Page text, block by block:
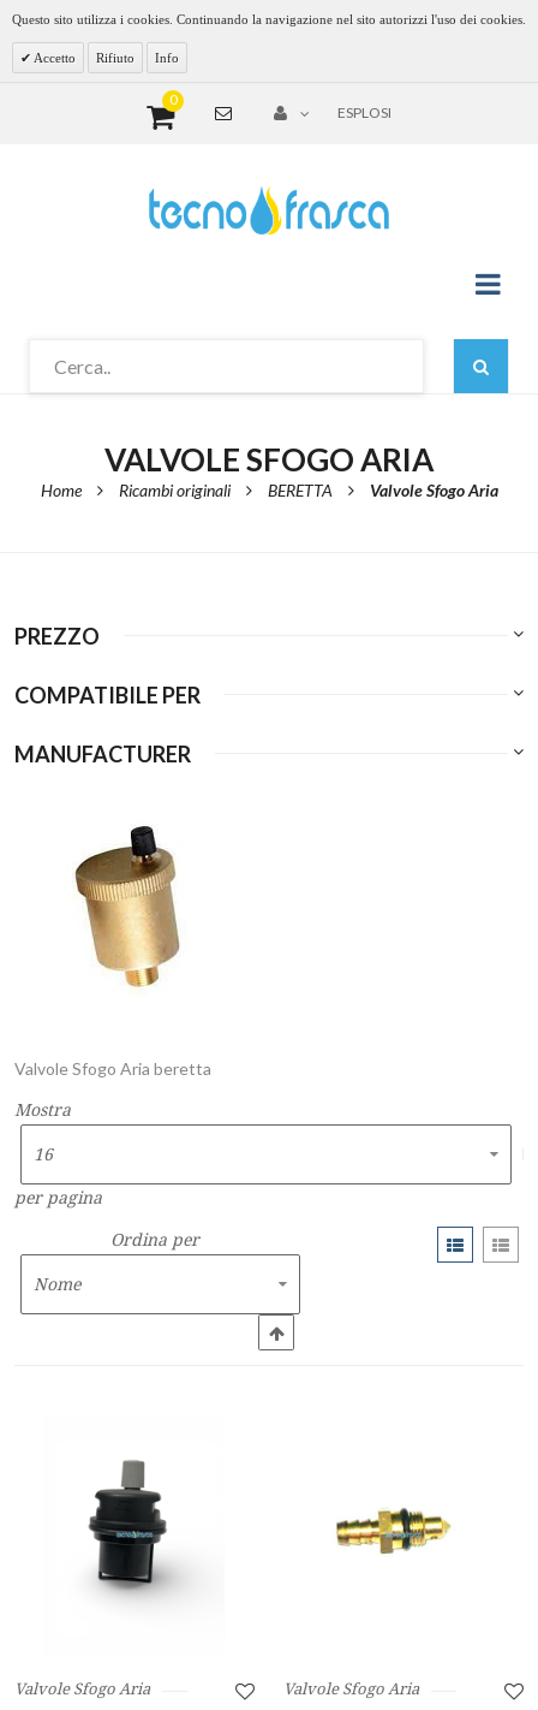
Questo sito utilizza i cookies. Continuando la navigazione nel sito autorizzi l'uso dei cookies.
Accetto Rifiuto Info
0
ESPLOSI
VALVOLE SFOGO ARIA
Home Ricambi originali BERETTA Valvole Sfogo Aria
PREZZO
COMPATIBILE PER
MANUFACTURER
Valvole Sfogo Aria beretta
Mostra
per pagina
Ordina per
Valvole Sfogo Aria Valvole Sfogo Aria